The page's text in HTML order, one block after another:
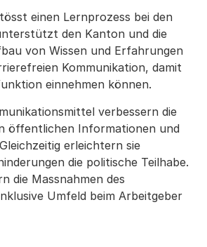
einen Lernprozess bei den
den Kanton und die
von Wissen und Erfahrungen
Kommunikation, damit
einnehmen können.
verbessern die
öffentlichen Informationen und
erleichtern sie
die politische Teilhabe.
die Massnahmen des
Umfeld beim Arbeitgeber